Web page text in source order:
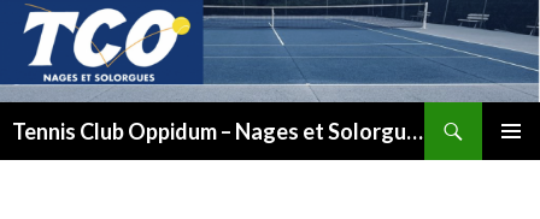
Tennis Club Oppidum – Nages et Solorgues